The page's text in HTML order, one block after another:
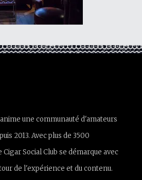
une communauté d'amateurs
2013. Avec plus de 3500
Social Club se démarque avec
de l'expérience et du contenu.